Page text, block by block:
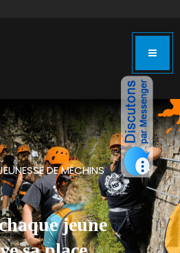
DE MÉCHINS
jeune